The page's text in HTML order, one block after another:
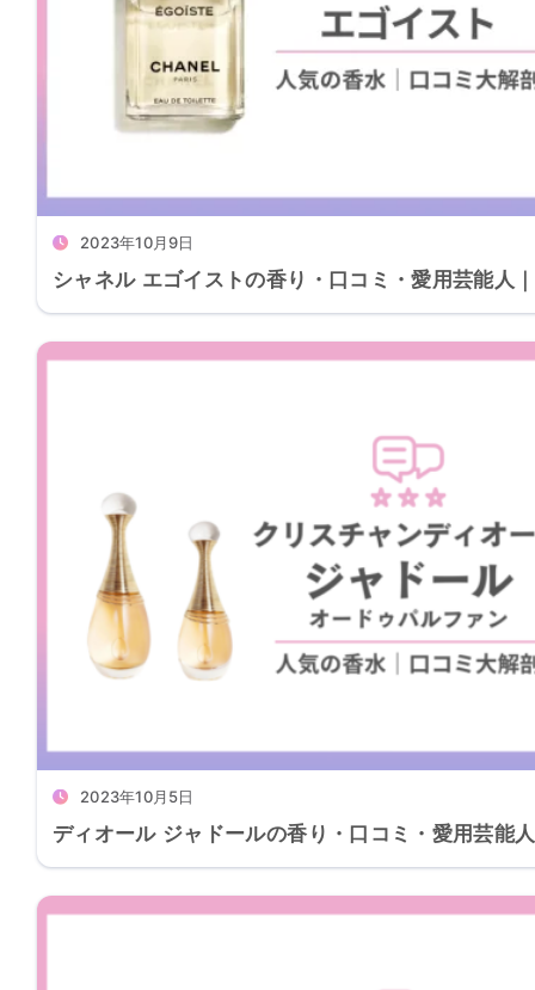
2023年10月9日
シャネル エゴイストの香り・口コミ・愛用芸能人
2023年10月5日
ディオール ジャドールの香り・口コミ・愛用芸能